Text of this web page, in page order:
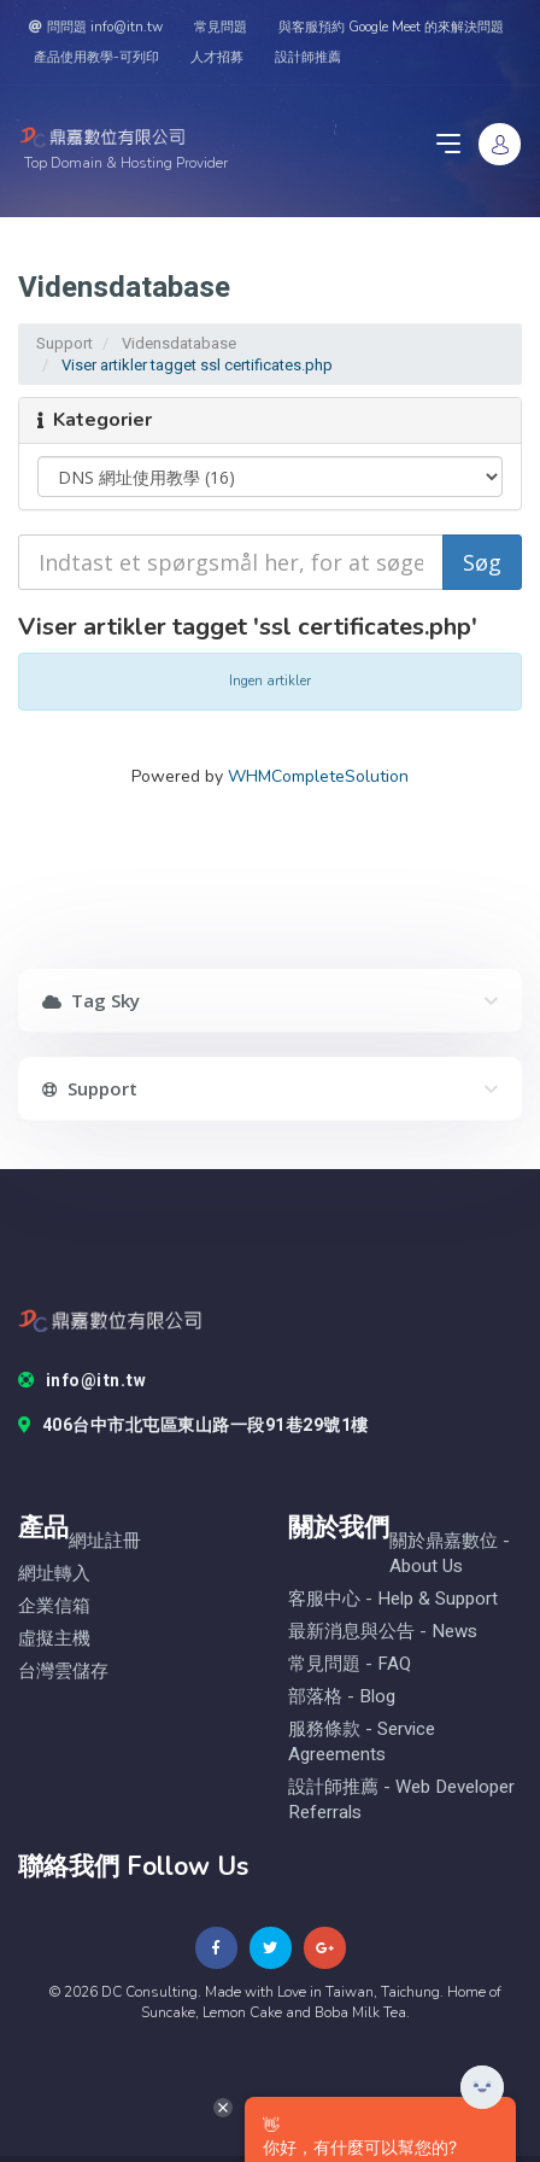
問問題 info@itn.tw 常見問題
與客服預約 Google Meet 的來解決問題
產品使用教學-可列印
人才招募 設計師推薦
Top Domain & Hosting Provider
Vidensdatabase
Support
Vidensdatabase
Viser artikler tagget ssl certificates.php
Kategorier
Viser artikler tagget 'ssl certificates.php'
Ingen artikler
Powered by WHMCompleteSolution
Tag Sky
Support
info@itn.tw
406台中市北屯區東山路一段91巷29號1樓
產品網址註冊
網址轉入
企業信箱
虛擬主機
台灣雲儲存
關於我們關於鼎嘉數位 -
About Us
客服中心 - Help & Support
最新消息與公告 - News
常見問題 - FAQ
部落格 - Blog
服務條款 - Service
Agreements
設計師推薦 - Web Developer
Referrals
聯絡我們 Follow Us
© 2026 DC Consulting. Made with Love in Taiwan, Taichung. Home of
Suncake, Lemon Cake and Boba Milk Tea.
👋
你好，有什麼可以幫您的?